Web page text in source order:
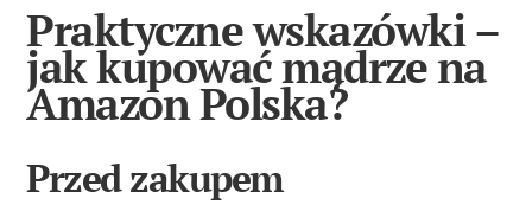
Praktyczne wskazówki –
jak kupować mądrze na
Amazon Polska?
Przed zakupem